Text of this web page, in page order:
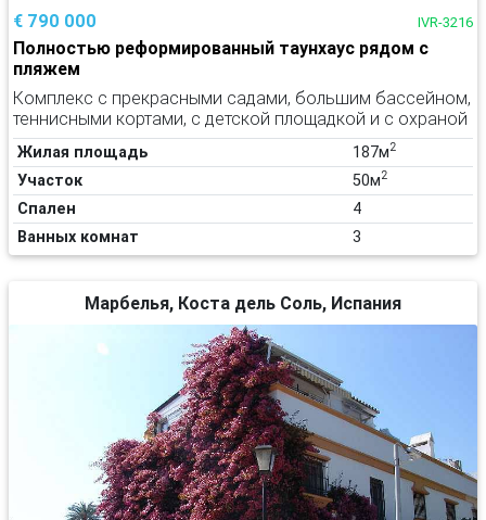
€ 790 000 IVR-3216
Полностью реформированный таунхаус рядом с
пляжем
Комплекс с прекрасными садами, большим бассейном,
теннисными кортами, с детской площадкой и с охраной
Жилая площадь 187м2
Участок 50м2
Спален
4
Ванных комнат
3
Марбелья, Коста дель Соль, Испания